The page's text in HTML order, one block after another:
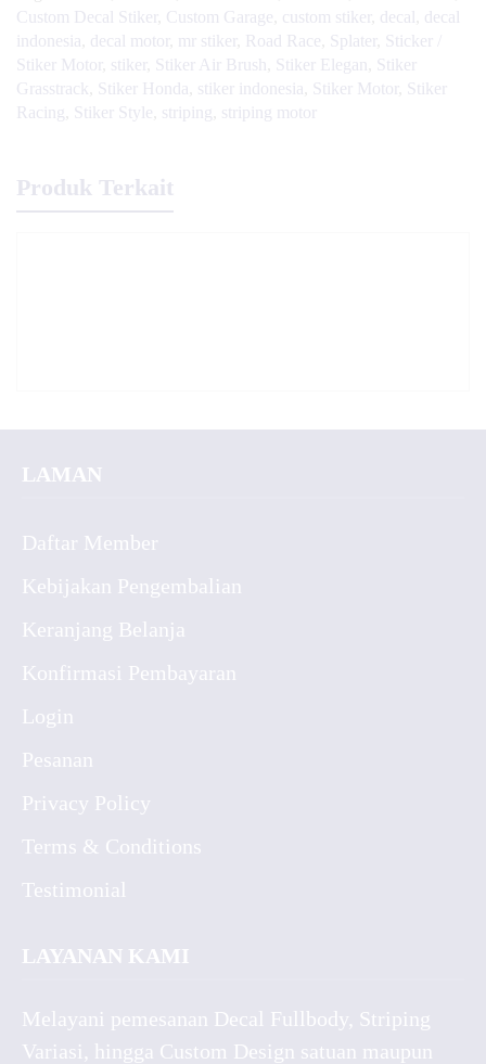
Custom Decal Stiker
Custom Garage custom stiker decal
decal
indonesia decal motor mr stiker Road Race Splater
Sticker /
Stiker Motor
stiker Stiker Air Brush Stiker Elegan
Stiker
Grasstrack
Stiker Honda stiker indonesia Stiker Motor
Stiker
Racing
Stiker Style striping striping motor
Produk Terkait
LAMAN
Daftar Member
Kebijakan Pengembalian
Keranjang Belanja
Konfirmasi Pembayaran
Login
Pesanan
Privacy Policy
Terms & Conditions
Testimonial
LAYANAN KAMI
Melayani pemesanan Decal Fullbody, Striping
Variasi, hingga Custom Design satuan maupun